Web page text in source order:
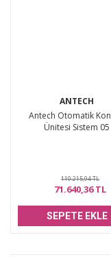
ANTECH
Antech Otomatik
Ünitesi Sistem 05
110.215,94 TL
71.640,36 TL
SEPETE EKLE